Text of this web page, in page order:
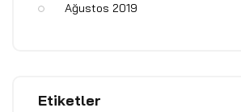
Ağustos 2019
Etiketler